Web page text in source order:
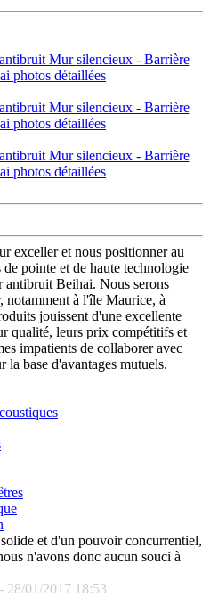
exceller et nous positionner au
pointe et de haute technologie
antibruit Beihai. Nous serons
notamment à l'île Maurice, à
jouissent d'une excellente
qualité, leurs prix compétitifs et
impatients de collaborer avec
la base d'avantages mutuels.
et d'un pouvoir concurrentiel,
n'avons donc aucun souci à
28/01/2017 18:53